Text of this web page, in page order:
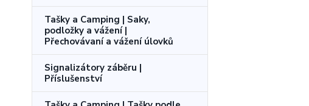
Tašky a Camping | Saky,
podložky a vážení |
Přechovávaní a vážení úlovků
Signalizátory záběru |
Příslušenství